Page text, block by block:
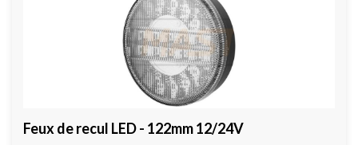
Feux de recul LED - 122mm 12/24V